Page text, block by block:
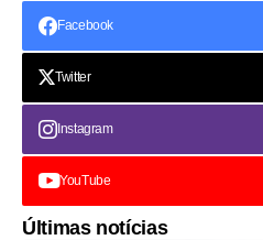
Facebook
Twitter
Instagram
YouTube
Últimas notícias